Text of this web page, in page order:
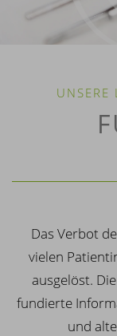
UNSERE
Das Verbot
vielen
ausgelöst.
fundierte
und